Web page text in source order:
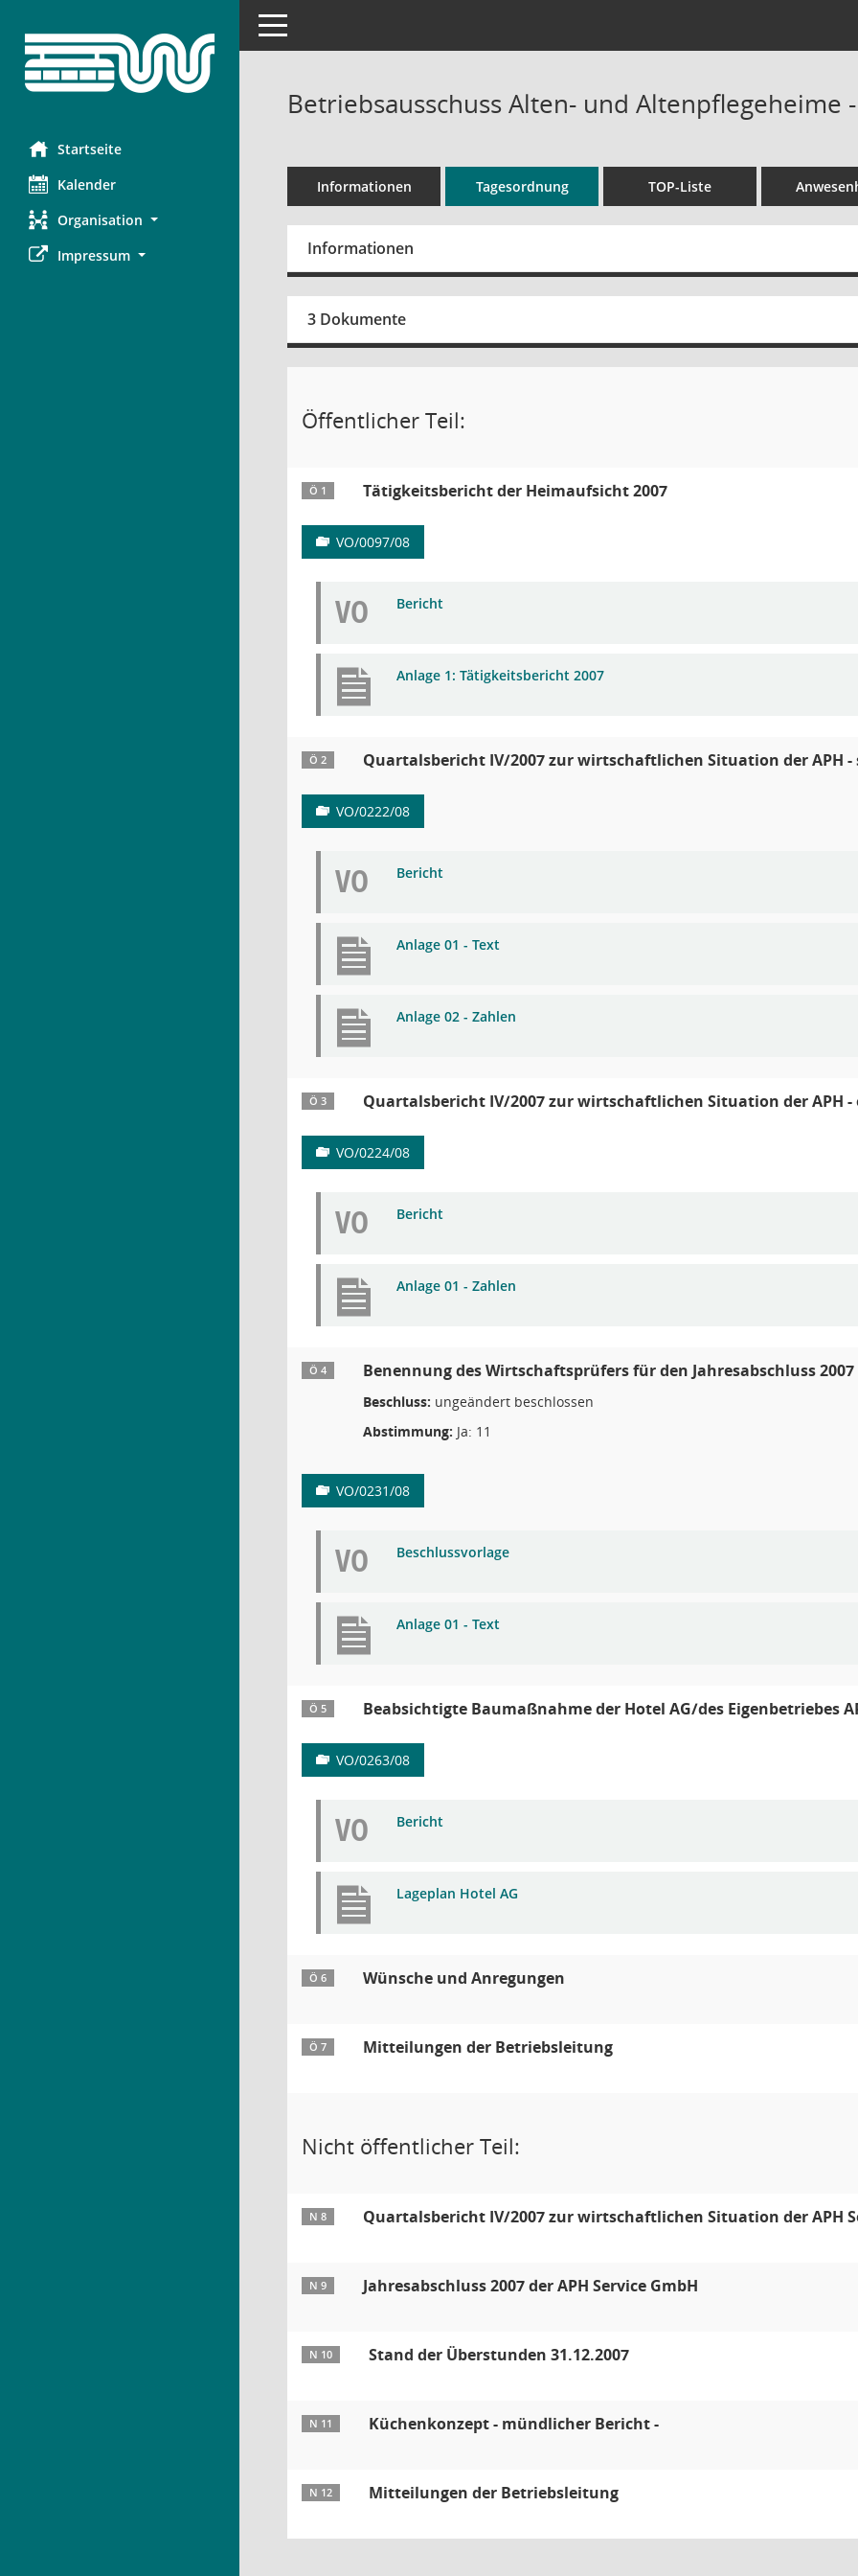
Startseite
Kalender
Organisation
Impressum
Toggle navigation
Betriebsausschuss Alten- und Altenpflegeheime
Informationen Tagesordnung TOP-Liste
Informationen
3 Dokumente
Öffentlicher Teil:
Ö 1 Tätigkeitsbericht der Heimaufsicht 2007
VO/0097/08
VO Bericht
Anlage 1: Tätigkeitsbericht 2007
Ö 2 Quartalsbericht IV/2007 zur wirtschaftlichen Situation der APH
VO/0222/08
VO Bericht
Anlage 01 - Text
Anlage 02 - Zahlen
Ö 3 Quartalsbericht IV/2007 zur wirtschaftlichen Situation der APH -
VO/0224/08
VO Bericht
Anlage 01 - Zahlen
Ö 4 Benennung des Wirtschaftsprüfers für den Jahresabschluss 2007
Beschluss: ungeändert beschlossen
Abstimmung: Ja: 11
VO/0231/08
VO Beschlussvorlage
Anlage 01 - Text
Ö 5 Beabsichtigte Baumaßnahme der Hotel AG/des Eigenbetriebes
VO/0263/08
VO Bericht
Lageplan Hotel AG
Ö 6 Wünsche und Anregungen
Ö 7 Mitteilungen der Betriebsleitung
Nicht öffentlicher Teil:
N 8 Quartalsbericht IV/2007 zur wirtschaftlichen Situation der APH
N 9 Jahresabschluss 2007 der APH Service GmbH
N 10 Stand der Überstunden 31.12.2007
N 11 Küchenkonzept - mündlicher Bericht -
N 12 Mitteilungen der Betriebsleitung